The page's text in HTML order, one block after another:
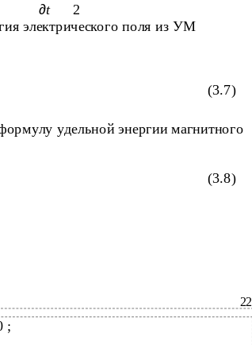
2
∂t
электрического поля из УМ
(3.7)
удельной энергии магнитного
(3.8)
22
;